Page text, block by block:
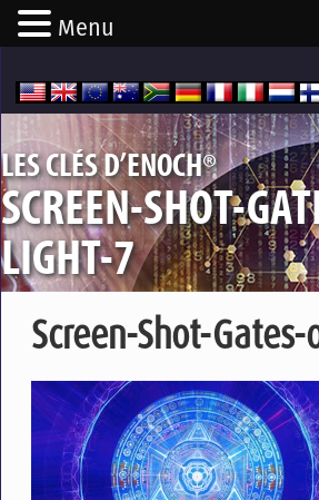
LES CLÉS D’ENOCH®
SCREEN-SHOT-
LIGHT-7
Screen-Shot-
Menu